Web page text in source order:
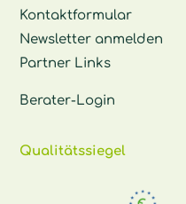
Kontaktformular
Newsletter anmelden
Partner Links
Berater-Login
Qualitätssiegel